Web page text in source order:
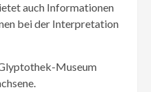
auch Informationen
bei der Interpretation
Museum